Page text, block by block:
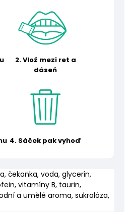
2. Vlož mezi ret a
dáseň
4. Sáček pak vyhoď
čekanka, voda, glycerin,
vitamíny B, taurin,
a umělé aroma, sukralóza,